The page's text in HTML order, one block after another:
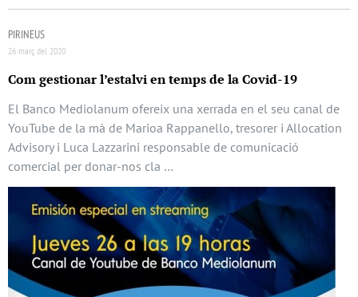
PIRINEUS
26 març del 2020
Com gestionar l’estalvi en temps de la Covid-19
El Banco Mediolanum ofereix una xerrada en el seu canal de
YouTube de la mà de Marioa Rappanello, tresorer i Allocation
Advisory i Luca Lazzarini responsable de comunicació
comercial per donar-nos cla …